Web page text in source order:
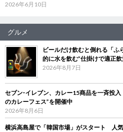
2026年6月10日
グルメ
ビールだけ飲むと倒れる「
的に水を飲む”仕掛けで適正
2026年8月7日
セブン‐イレブン、カレー15商品を一斉投
のカレーフェス”を開催中
2026年8月6日
横浜高島屋で「韓国市場」がスタート 人